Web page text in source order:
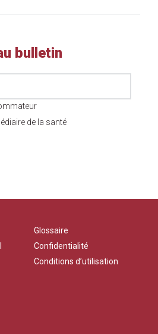
bulletin
de la santé
Glossaire
Confidentialité
Conditions d’utilisation